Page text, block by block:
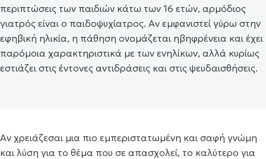
περιπτώσεις των παιδιών κάτω των 16 ετών, αρμόδιος
γιατρός είναι ο παιδοψυχίατρος. Αν εμφανιστεί γύρω στην
εφηβική ηλικία, η πάθηση ονομάζεται ηβηφρένεια και έχει
παρόμοια χαρακτηριστικά με των ενηλίκων, αλλά κυρίως
εστιάζει στις έντονες αντιδράσεις και στις ψευδαισθήσεις.
Αν χρειάζεσαι μια πιο εμπεριστατωμένη και σαφή γνώμη
και λύση για το θέμα που σε απασχολεί, το καλύτερο για